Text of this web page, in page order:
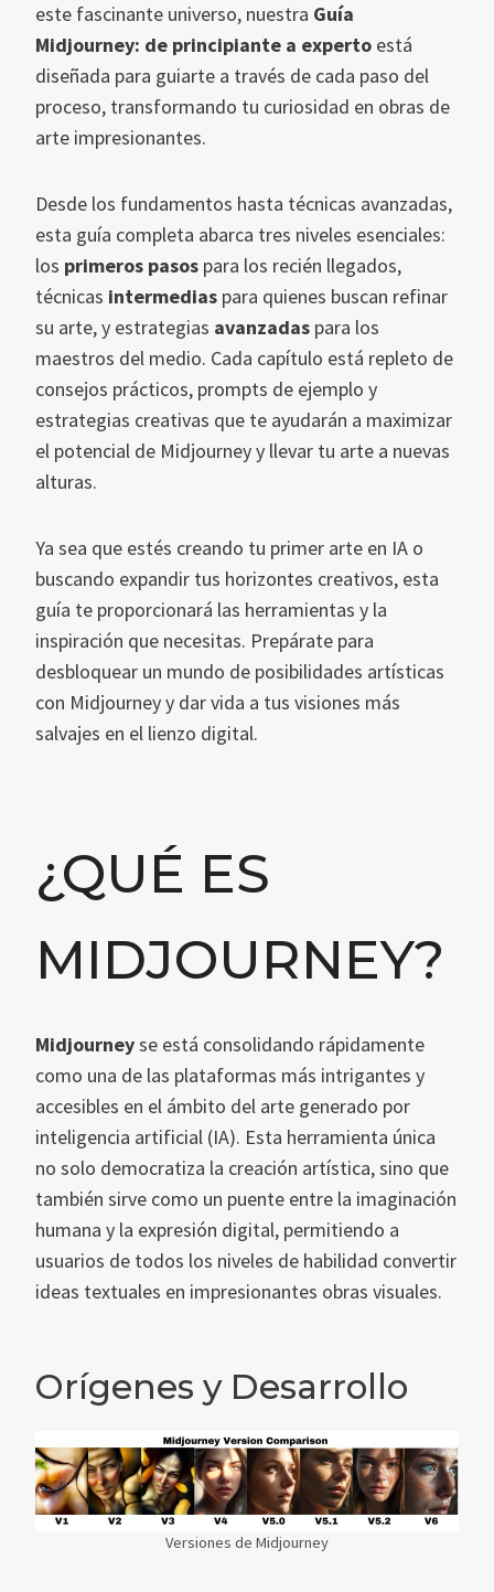
este fascinante universo, nuestra Guía
Midjourney: de principiante a experto está
diseñada para guiarte a través de cada paso del
proceso, transformando tu curiosidad en obras de
arte impresionantes.
Desde los fundamentos hasta técnicas avanzadas,
esta guía completa abarca tres niveles esenciales:
los primeros pasos para los recién llegados,
técnicas intermedias para quienes buscan refinar
su arte, y estrategias avanzadas para los
maestros del medio. Cada capítulo está repleto de
consejos prácticos, prompts de ejemplo y
estrategias creativas que te ayudarán a maximizar
el potencial de Midjourney y llevar tu arte a nuevas
alturas.
Ya sea que estés creando tu primer arte en IA o
buscando expandir tus horizontes creativos, esta
guía te proporcionará las herramientas y la
inspiración que necesitas. Prepárate para
desbloquear un mundo de posibilidades artísticas
con Midjourney y dar vida a tus visiones más
salvajes en el lienzo digital.
¿QUÉ ES
MIDJOURNEY?
Midjourneyse está consolidando rápidamente
como una de las plataformas más intrigantes y
accesibles en el ámbito del arte generado por
inteligencia artificial (IA). Esta herramienta única
no solo democratiza la creación artística, sino que
también sirve como un puente entre la imaginación
humana y la expresión digital, permitiendo a
usuarios de todos los niveles de habilidad convertir
ideas textuales en impresionantes obras visuales.
Orígenes y Desarrollo
Versiones de Midjourney